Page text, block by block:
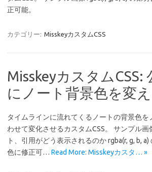
正可能。
カテゴリー: MisskeyカスタムCSS
MisskeyカスタムCSS:
にノート背景色を変
タイムラインに流れてくるノートの背景色を
わせて変化させるカスタムCSS。 サンプル
ト、引用がどう表示されるのか rgba(r, g, b,
色に修正可… Read More: Misskeyカスタ… »